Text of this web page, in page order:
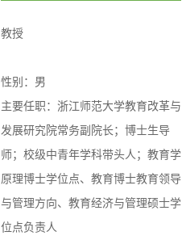
教授
性别： 男
主要任职： 浙江师范大学教育改革与
发展研究院常务副院长；博士生导
师；校级中青年学科带头人；教育学
原理博士学位点、教育博士教育领导
与管理方向、教育经济与管理硕士学
位点负责人